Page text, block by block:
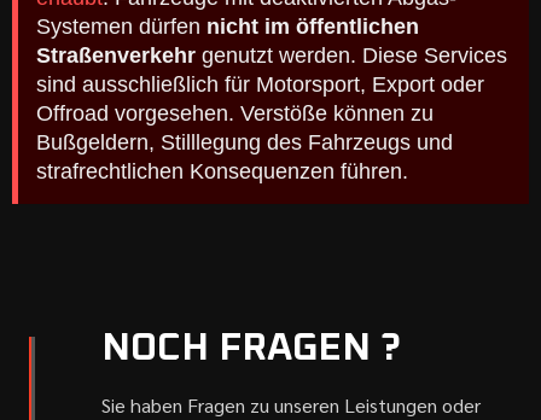
Systemen dürfen nicht im öffentlichen
Straßenverkehr genutzt werden. Diese Services
sind ausschließlich für Motorsport, Export oder
Offroad vorgesehen. Verstöße können zu
Bußgeldern, Stilllegung des Fahrzeugs und
strafrechtlichen Konsequenzen führen.
NOCH FRAGEN ?
Sie haben Fragen zu unseren Leistungen oder